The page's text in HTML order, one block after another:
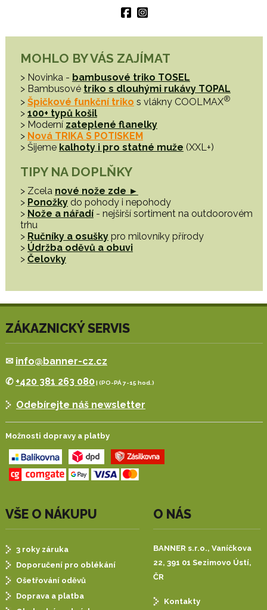
MOHLO BY VÁS ZAJÍMAT
> Novinka - bambusové triko TOSEL
> Bambusové triko s dlouhými rukávy TOPAL
> Špičkové funkční triko s vlákny COOLMAX®
> 100+ typů košil
> Moderní zateplené flanelky
> Nová TRIKA S POTISKEM
> Šijeme kalhoty i pro statné muže (XXL+)
TIPY NA DOPLŇKY
> Zcela nové nože zde ►
> Ponožkydo pohody i nepohody
> Nože a nářadí- nejširší sortiment na outdoorovém
trhu
> Ručníky a osušky pro milovníky přírody
> Údržba oděvů a obuvi
> Čelovky
ZÁKAZNICKÝ SERVIS
✉ info@banner-cz.cz
✆ +420 381 263 080 | (PO-PÁ 7-15 hod.)
Odebírejte náš newsletter
Možnosti dopravy a platby
VŠE O NÁKUPU
3 roky záruka
Doporučení pro oblékání
Ošetřování oděvů
Doprava a platba
O NÁS
BANNER s.r.o., Vaníčkova
22, 391 01 Sezimovo Ústí,
ČR
Kontakty